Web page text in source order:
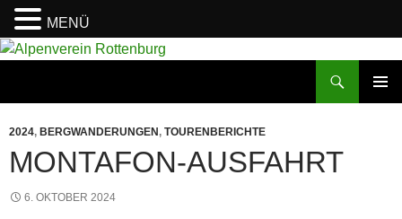
Zum
2024, BERGWANDERUNGEN, TOURENBERICHTE
MONTAFON-AUSFAHRT
6. OKTOBER 2024
MENÜ